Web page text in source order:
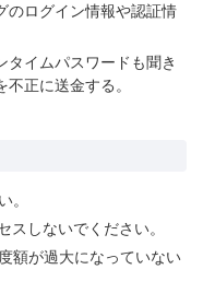
のログイン情報や認証情
タイムパスワードも聞き
正に送金する。
。
スしないでください。
額が過大になっていない